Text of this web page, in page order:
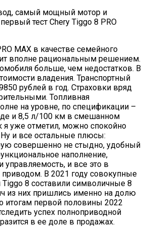
MAX в качестве семейного
вполне рациональным решением.
больше, чем недостатков. В
владения. Транспортный
рублей в год. Страховки вряд
Топливная
на уровне, по спецификации –
и 8,5 л/100 км в смешанном
я уже отметил, можно спокойно
Ну и все остальные плюсы:
совершенно не стыдно, удобный
наполнение,
управляемость, и все это в
В 2021 году совокупные
8 составили символичные 8
из них пришлись именно на долю
итогам первой половины 2022
успех полноприводной
в ее доле в продажах.